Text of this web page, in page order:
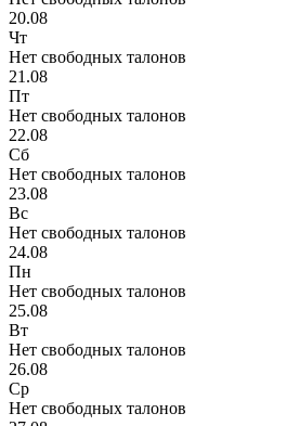
20.08
Чт
Нет свободных талонов
21.08
Пт
Нет свободных талонов
22.08
Сб
Нет свободных талонов
23.08
Вс
Нет свободных талонов
24.08
Пн
Нет свободных талонов
25.08
Вт
Нет свободных талонов
26.08
Ср
Нет свободных талонов